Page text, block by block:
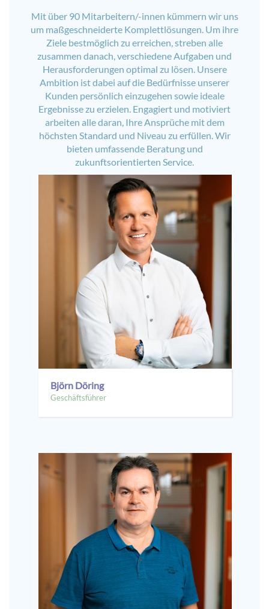
Mit über 90 Mitarbeitern/-innen kümmern wir uns
um maßgeschneiderte Komplettlösungen. Um ihre
Ziele bestmöglich zu erreichen, streben alle
zusammen danach, verschiedene Aufgaben und
Herausforderungen optimal zu lösen. Unsere
Ambition ist dabei auf die Bedürfnisse unserer
Kunden persönlich einzugehen sowie ideale
Ergebnisse zu erzielen. Engagiert und motiviert
arbeiten alle daran, Ihre Ansprüche mit dem
höchsten Standard und Niveau zu erfüllen. Wir
bieten umfassende Beratung und
zukunftsorientierten Service.
Björn Döring
Geschäftsführer